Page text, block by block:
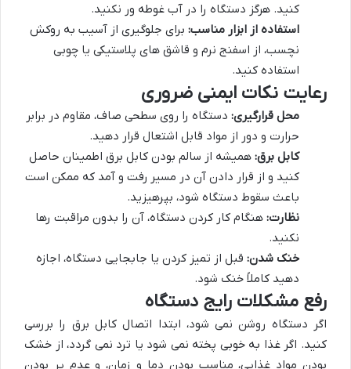
کنید. هرگز دستگاه را در آب غوطه ور نکنید.
استفاده از ابزار مناسب: برای جلوگیری از آسیب به روکش
نچسب، از اسفنج نرم و قاشق های پلاستیکی یا چوبی
استفاده کنید.
رعایت نکات ایمنی ضروری
محل قرارگیری: دستگاه را روی سطحی صاف، مقاوم در برابر
حرارت و دور از مواد قابل اشتعال قرار دهید.
کابل برق: همیشه از سالم بودن کابل برق اطمینان حاصل
کنید و از قرار دادن آن در مسیر رفت و آمد که ممکن است
باعث سقوط دستگاه شود، بپرهیزید.
نظارت: هنگام کار کردن دستگاه، آن را بدون مراقبت رها
نکنید.
خنک شدن: قبل از تمیز کردن یا جابجایی دستگاه، اجازه
دهید کاملاً خنک شود.
رفع مشکلات رایج دستگاه
اگر دستگاه روشن نمی شود، ابتدا اتصال کابل برق را بررسی
کنید. اگر غذا به خوبی پخته نمی شود یا ترد نمی گردد، از خشک
بودن مواد غذایی، مناسب بودن دما و زمان، و عدم پر بودن